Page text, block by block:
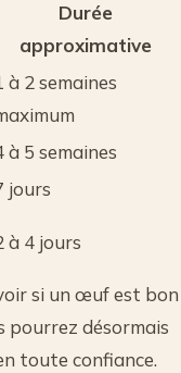
Durée
approximative
à 2 semaines
à 5 semaines
jours
à 4 jours
si un œuf est bon
pourrez désormais
toute confiance.